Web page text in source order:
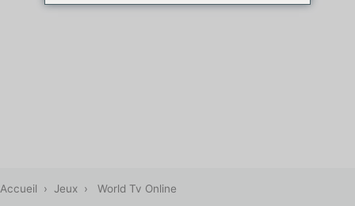
Accueil › Jeux › World Tv Online